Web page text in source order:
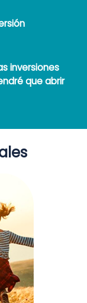
inversiones
que abrir